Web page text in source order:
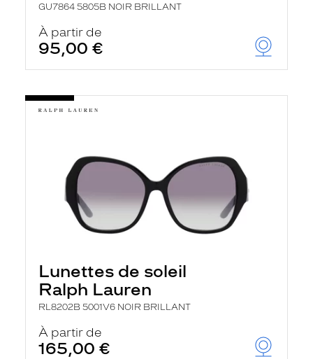
GU7864 5805B NOIR BRILLANT
À partir de
95,00 €
Lunettes de soleil
Ralph Lauren
RL8202B 5001V6 NOIR BRILLANT
À partir de
165,00 €